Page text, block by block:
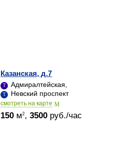
Казанская, д.7
Адмиралтейская,
Невский проспект
cмотреть на карте
150 м2,3500 руб./час